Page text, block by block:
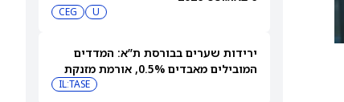
U
CEG
ירידות שערים בבורסת ת”א: המדדים
המובילים מאבדים 0.5%, אורמת מזנקת
IL:TASE